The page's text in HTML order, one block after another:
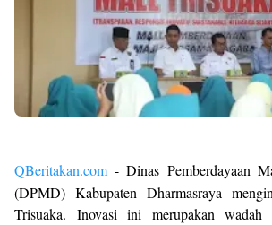
QBeritakan.com - Dinas Pemberdayaan
(DPMD) Kabupaten Dharmasraya
Trisuaka. Inovasi ini merupakan wadah